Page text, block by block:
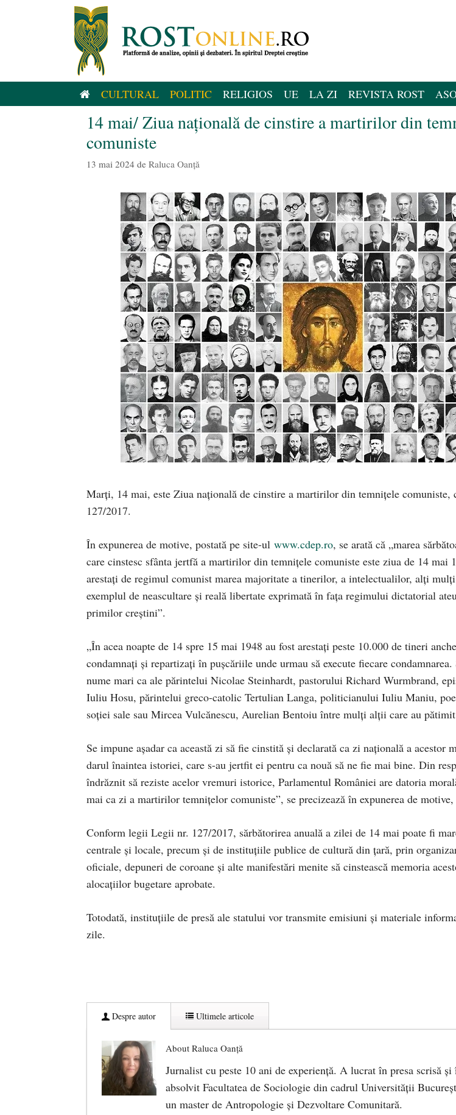
CULTURAL POLITIC RELIGIOS UE LA ZI REVISTA ROST
14 mai/ Ziua națională de cinstire a martirilor din
comuniste
13 mai 2024 de Raluca Oanță
Marți, 14 mai, este Ziua națională de cinstire a martirilor din temnițele comuniste,
127/2017.
În expunerea de motive, postată pe site-ul www.cdep.ro, se arată că „marea
care cinstesc sfânta jertfă a martirilor din temniţele comuniste este ziua de 14 mai
arestaţi de regimul comunist marea majoritate a tinerilor, a intelectualilor, alţi
exemplul de neascultare şi reală libertate exprimată în faţa regimului dictatorial
primilor creştini”.
„În acea noapte de 14 spre 15 mai 1948 au fost arestaţi peste 10.000 de tineri
condamnaţi şi repartizaţi în puşcăriile unde urmau să execute fiecare
nume mari ca ale părintelui Nicolae Steinhardt, pastorului Richard Wurmbrand,
Iuliu Hosu, părintelui greco-catolic Tertulian Langa, politicianului Iuliu Maniu,
soţiei sale sau Mircea Vulcănescu, Aurelian Bentoiu între mulţi alţii care au
Se impune aşadar ca această zi să fie cinstită şi declarată ca zi naţională a acestor
darul înaintea istoriei, care s-au jertfit ei pentru ca nouă să ne fie mai bine. Din
îndrăznit să reziste acelor vremuri istorice, Parlamentul României are datoria
mai ca zi a martirilor temniţelor comuniste”, se precizează în expunerea de
Conform legii Legii nr. 127/2017, sărbătorirea anuală a zilei de 14 mai poate fi
centrale şi locale, precum şi de instituţiile publice de cultură din ţară, prin
oficiale, depuneri de coroane şi alte manifestări menite să cinstească memoria
alocaţiilor bugetare aprobate.
Totodată, instituţiile de presă ale statului vor transmite emisiuni şi materiale
zile.
Despre autor Ultimele articole
About Raluca Oanță
Jurnalist cu peste 10 ani de experiență. A lucrat în presa scrisă
absolvit Facultatea de Sociologie din cadrul Universității
un master de Antropologie și Dezvoltare Comunitară.